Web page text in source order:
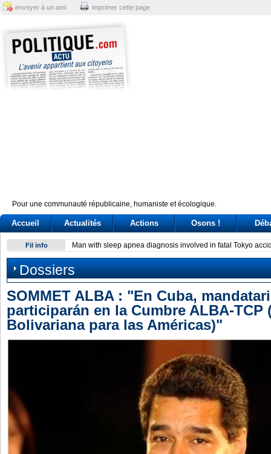
envoyer à un ami imprimer cette page
Pour une communauté républicaine, humaniste et écologique.
Accueil Actualités Actions Osons !
Fil info Man with sleep apnea diagnosis involved in fatal Tokyo
Dossiers
SOMMET ALBA : "En Cuba,
participarán en la Cumbre ALBA-TCP
Bolivariana para las Américas)"